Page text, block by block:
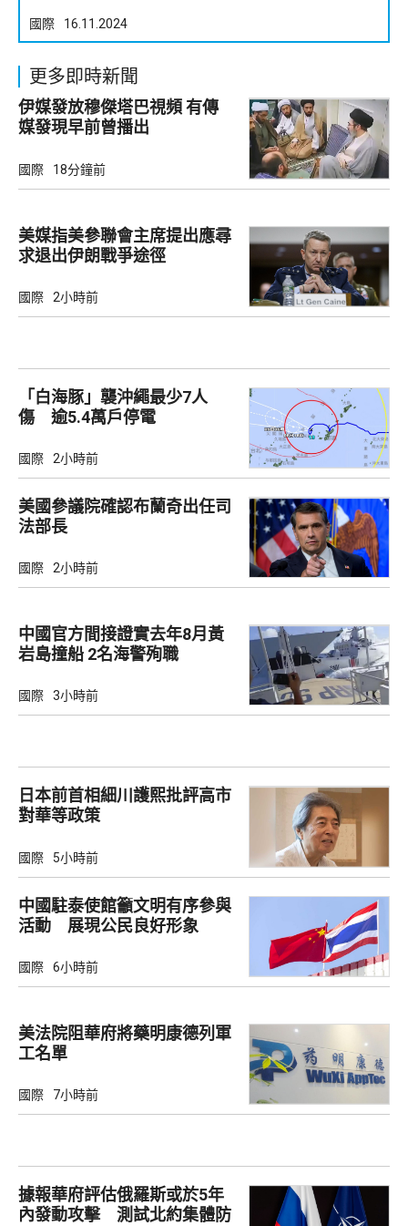
國際 16.11.2024
更多即時新聞
伊媒發放穆傑塔巴視頻 有傳
媒發現早前曾播出
國際 18分鐘前
美媒指美參聯會主席提出應尋
求退出伊朗戰爭途徑
國際 2小時前
「白海豚」襲沖繩最少7人
傷 逾5.4萬戶停電
國際 2小時前
美國參議院確認布蘭奇出任司
法部長
國際 2小時前
中國官方間接證實去年8月黃
岩島撞船 2名海警殉職
國際 3小時前
日本前首相細川護熙批評高市
對華等政策
國際 5小時前
中國駐泰使館籲文明有序參與
活動 展現公民良好形象
國際 6小時前
美法院阻華府將藥明康德列軍
工名單
國際 7小時前
據報華府評估俄羅斯或於5年
內發動攻擊 測試北約集體防